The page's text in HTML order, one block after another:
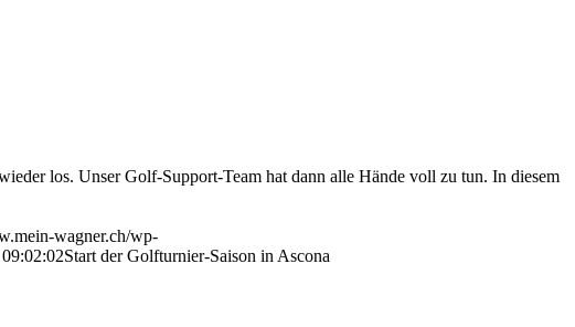
los. Unser Golf-Support-Team hat dann alle Hände voll zu tun. In diesem
wagner.ch/wp-
Start der Golfturnier-Saison in Ascona